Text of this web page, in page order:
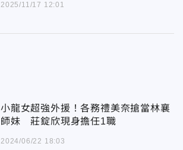
2025/11/17 12:01
小龍女超強外援！各務禮美奈搶當林襄
師妹 莊錠欣現身擔任1職
2024/06/22 18:03